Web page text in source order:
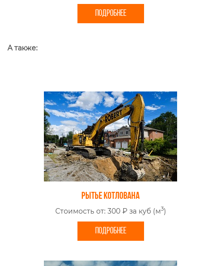
ПОДРОБНЕЕ
А также:
Рытье котлована
Стоимость от: 300 ₽ за куб (м3)
ПОДРОБНЕЕ